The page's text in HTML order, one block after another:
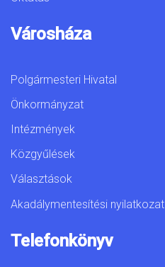
Városháza
Polgármesteri Hivatal
Önkormányzat
Intézmények
Közgyűlések
Választások
Akadálymentesítési nyilatkozat
Telefonkönyv